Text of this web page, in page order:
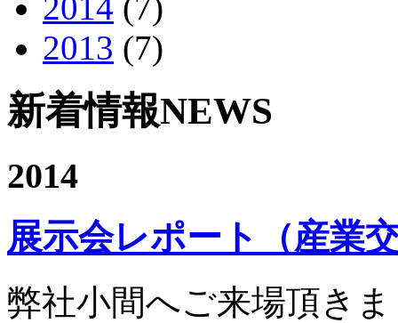
2013 (7)
新着情報NEWS
2014
展示会レポート（産業
弊社小間へご来場頂き